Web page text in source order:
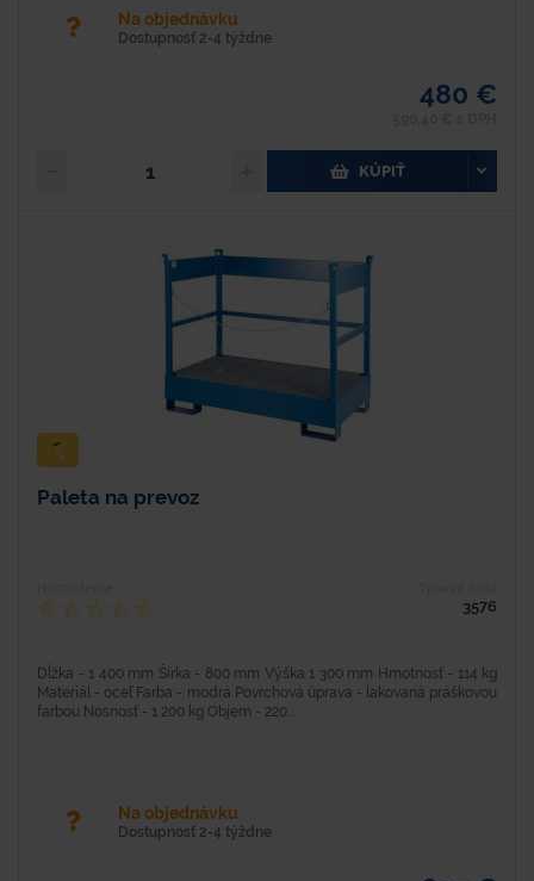
Na objednávku
Dostupnosť 2-4 týždne
480 €
KÚPIŤ
Paleta na prevoz
3576
Dĺžka - 1 400 mm Šírka - 800 mm Výška 1 300 mm Hmotnosť - 114 kg
Materiál - oceľ Farba - modrá Povrchová úprava - lakovaná práškovou
farbou Nosnosť - 1 200 kg Objem - 220...
Na objednávku
Dostupnosť 2-4 týždne